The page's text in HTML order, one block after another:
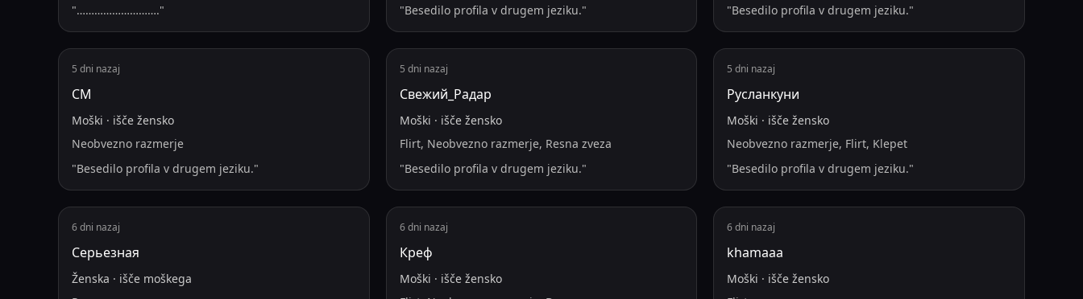
"………………………."
"Besedilo profila v drugem jeziku."
"Besedilo profila v drugem jeziku."
5 dni nazaj
СМ
Moški · išče žensko
Neobvezno razmerje
"Besedilo profila v drugem jeziku."
5 dni nazaj
Свежий_Радар
Moški · išče žensko
Flirt, Neobvezno razmerje, Resna zveza
"Besedilo profila v drugem jeziku."
5 dni nazaj
Русланкуни
Moški · išče žensko
Neobvezno razmerje, Flirt, Klepet
"Besedilo profila v drugem jeziku."
6 dni nazaj
Серьезная
Ženska · išče moškega
6 dni nazaj
Креф
Moški · išče žensko
6 dni nazaj
khamaaa
Moški · išče žensko